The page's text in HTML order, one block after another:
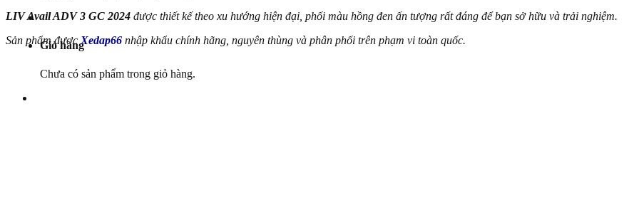
Giỏ hàng
Chưa có sản phẩm trong giỏ hàng.
LIV Avail ADV 3 GC 2024 được thiết kế theo xu hướng hiện đại, phối màu hồng đen ấn tượng rất đáng để bạn sở hữu và trải nghiệm.
Sản phẩm đượcXedap66 nhập khẩu chính hãng, nguyên thùng và phân phối trên phạm vi toàn quốc.